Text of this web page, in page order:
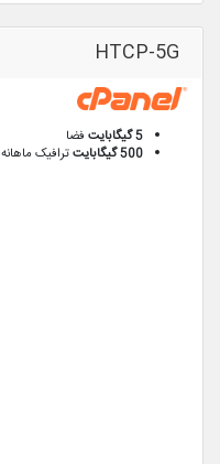
HTCP-5G
5 گیگابایت
فضا
500 گیگابایت
ترافیک ماهانه